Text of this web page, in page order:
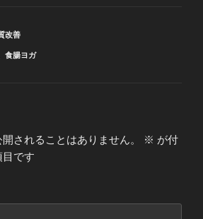
改善
食腸ヨガ
されることはありません。 ※ が付
です